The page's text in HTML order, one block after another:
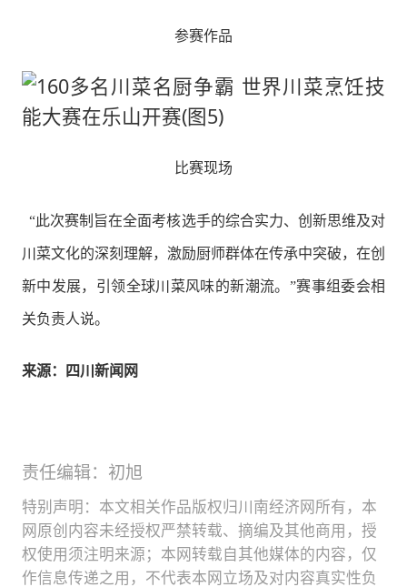
参赛作品
比赛现场
“此次赛制旨在全面考核选手的综合实力、创新思维及对
川菜文化的深刻理解，激励厨师群体在传承中突破，在创
新中发展，引领全球川菜风味的新潮流。”赛事组委会相
关负责人说。
来源：四川新闻网
责任编辑：初旭
特别声明：本文相关作品版权归川南经济网所有，本
网原创内容未经授权严禁转载、摘编及其他商用，授
权使用须注明来源；本网转载自其他媒体的内容，仅
作信息传递之用，不代表本网立场及对内容真实性负